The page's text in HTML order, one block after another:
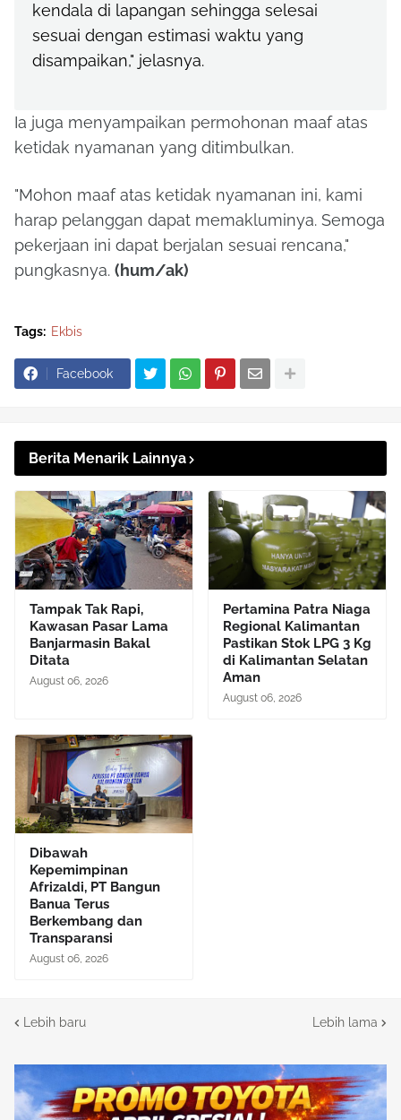
kendala di lapangan sehingga selesai
sesuai dengan estimasi waktu yang
disampaikan," jelasnya.
Ia juga menyampaikan permohonan maaf atas
ketidak nyamanan yang ditimbulkan.
"Mohon maaf atas ketidak nyamanan ini, kami
harap pelanggan dapat memakluminya. Semoga
pekerjaan ini dapat berjalan sesuai rencana,"
pungkasnya. (hum/ak)
Tags: Ekbis
Facebook
Berita Menarik Lainnya
Tampak Tak Rapi,
Kawasan Pasar Lama
Banjarmasin Bakal
Ditata
August 06, 2026
Pertamina Patra Niaga
Regional Kalimantan
Pastikan Stok LPG 3 Kg
di Kalimantan Selatan
Aman
August 06, 2026
Dibawah
Kepemimpinan
Afrizaldi, PT Bangun
Banua Terus
Berkembang dan
Transparansi
August 06, 2026
Lebih baru Lebih lama